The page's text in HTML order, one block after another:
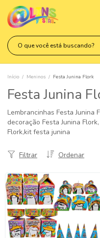
Início / Meninos / Festa Junina Flork
Festa Junina
Lembrancinhas Festa Junina
decoração Festa Junina
Flork,kit festa junina
Ordenar
Filtrar